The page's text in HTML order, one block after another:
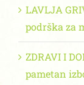
LAVLJA
podrška za
ZDRAVI I
pametan